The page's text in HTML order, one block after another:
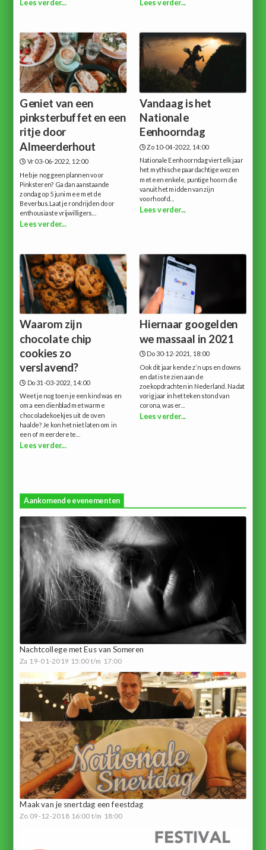
Lees verder... Lees verder...
Geniet van een
pinksterbuffet en een
ritje door
Almeerderhout
Vr 03-06-2022, 12:00
Heb je nog geen plannen voor
Pinksteren? Ga dan aanstaande
zondag op 5 juni mee met de
Beverbus.Laat je rondrijden door
enthousiaste vrijwilligers...
Lees verder...
Vandaag is het
Nationale
Eenhoorndag
Zo 10-04-2022, 14:00
Nationale Eenhoorndag viert elk jaar
het mythische paardachtige wezen
met een enkele, puntige hoorn die
vanuit het midden van zijn
voorhoofd...
Lees verder...
Waarom zijn
chocolate chip
cookies zo
verslavend?
Do 31-03-2022, 14:00
Weet je nog toen je een kind was en
oma een dienblad met warme
chocoladekoekjes uit de oven
haalde? Je kon het niet laten om in
een of meerdere te...
Lees verder...
Hiernaar googelden
we massaal in 2021
Do 30-12-2021, 18:00
Ook dit jaar kende z’n ups en downs
en dat is te zien aan de
zoekopdrachten in Nederland. Nadat
vorig jaar in het teken stond van
corona, was er...
Lees verder...
Aankomende evenementen
Nachtcollege met Eus van Someren
Za 19-01-2019 15:00 t/m 17:00
Maak van je snertdag een feestdag
Zo 09-12-2018 16:00 t/m 18:00